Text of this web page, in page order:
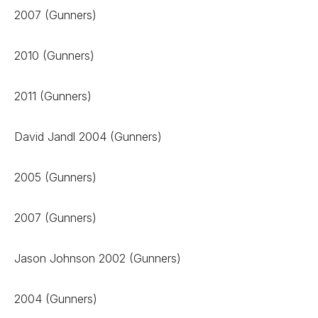
2007 (Gunners)
2010 (Gunners)
2011 (Gunners)
David Jandl 2004 (Gunners)
2005 (Gunners)
2007 (Gunners)
Jason Johnson 2002 (Gunners)
2004 (Gunners)